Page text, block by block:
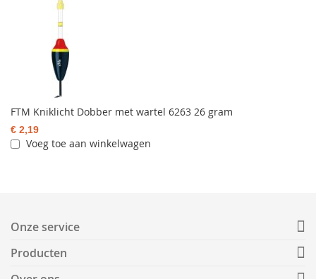
FTM Kniklicht Dobber met wartel 6263 26 gram
€ 2,19
Voeg toe aan winkelwagen
Onze service
Producten